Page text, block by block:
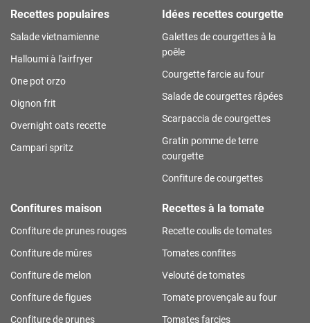
Recettes populaires
Salade vietnamienne
Halloumi à l'airfryer
One pot orzo
Oignon frit
Overnight oats recette
Campari spritz
Idées recettes courgette
Galettes de courgettes à la
poêle
Courgette farcie au four
Salade de courgettes râpées
Scarpaccia de courgettes
Gratin pomme de terre
courgette
Confiture de courgettes
Confitures maison
Confiture de prunes rouges
Confiture de mûres
Confiture de melon
Confiture de figues
Confiture de prunes
Recettes à la tomate
Recette coulis de tomates
Tomates confites
Velouté de tomates
Tomate provençale au four
Tomates farcies